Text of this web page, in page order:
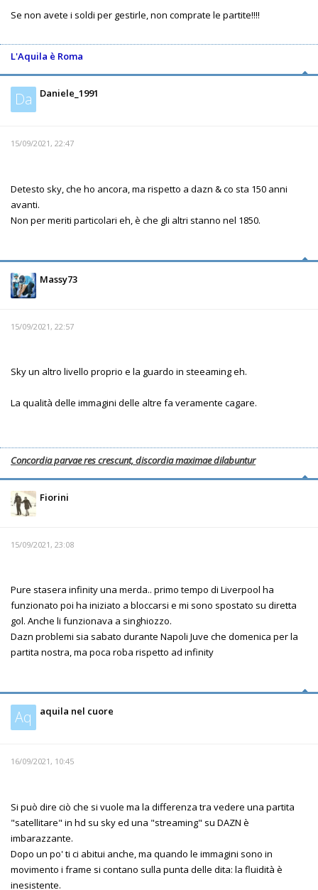
Se non avete i soldi per gestirle, non comprate le partite!!!!
L'Aquila è Roma
Da Daniele_1991
15/09/2021, 22:47
Detesto sky, che ho ancora, ma rispetto a dazn & co sta 150 anni
avanti.
Non per meriti particolari eh, è che gli altri stanno nel 1850.
Massy73
15/09/2021, 22:57
Sky un altro livello proprio e la guardo in steeaming eh.
La qualità delle immagini delle altre fa veramente cagare.
Concordia parvae res crescunt, discordia maximae dilabuntur
Fiorini
15/09/2021, 23:08
Pure stasera infinity una merda.. primo tempo di Liverpool ha
funzionato poi ha iniziato a bloccarsi e mi sono spostato su diretta
gol. Anche li funzionava a singhiozzo.
Dazn problemi sia sabato durante Napoli Juve che domenica per la
partita nostra, ma poca roba rispetto ad infinity
Aq aquila nel cuore
16/09/2021, 10:45
Si può dire ciò che si vuole ma la differenza tra vedere una partita
"satellitare" in hd su sky ed una "streaming" su DAZN è
imbarazzante.
Dopo un po' ti ci abitui anche, ma quando le immagini sono in
movimento i frame si contano sulla punta delle dita: la fluidità è
inesistente.